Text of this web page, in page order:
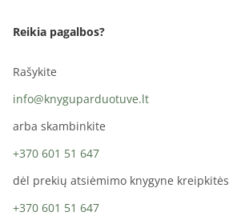
Reikia pagalbos?
Rašykite
info@knyguparduotuve.lt
arba skambinkite
+370 601 51 647
dėl prekių atsiėmimo knygyne kreipkitės
+370 601 51 647